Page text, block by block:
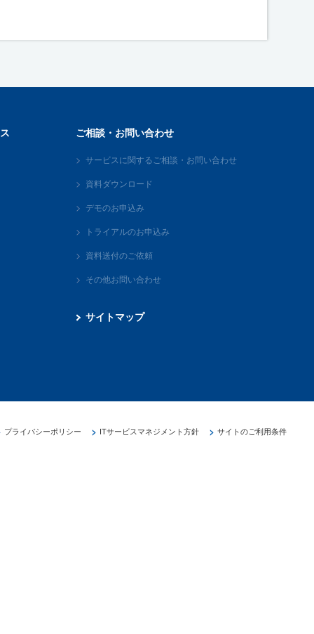
ご相談・お問い合わせ
サービスに関するご相談・お問い合わせ
資料ダウンロード
デモのお申込み
トライアルのお申込み
資料送付のご依頼
その他お問い合わせ
サイトマップ
プライバシーポリシー ITサービスマネジメント方針 サイトのご利用条件